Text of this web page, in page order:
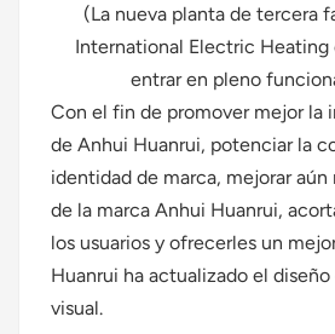
(La nueva planta de tercera
International Electric Heating
entrar en pleno
Con el fin de promover mejor la
de Anhui Huanrui, potenciar la
identidad de marca, mejorar
de la marca Anhui Huanrui,
los usuarios y ofrecerles un
Huanrui ha actualizado el
visual.